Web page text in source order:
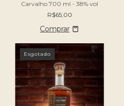
Carvalho 700 ml - 38% vol
R$65,00
Esgotado